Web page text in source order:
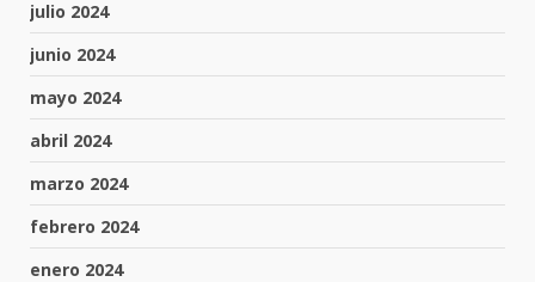
julio 2024
junio 2024
mayo 2024
abril 2024
marzo 2024
febrero 2024
enero 2024